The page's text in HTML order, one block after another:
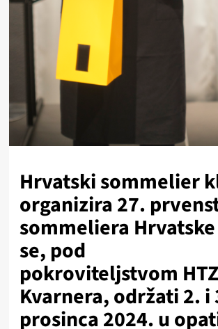
Hrvatski sommelier
organizira 27.
sommeliera Hrvatske
se, pod
pokroviteljstvom
Kvarnera, održati2. i
prosinca 2024.u